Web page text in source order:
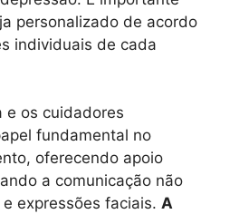
personalizado de acordo
individuais de cada
e os cuidadores
fundamental no
oferecendo apoio
a comunicação não
expressões faciais. A